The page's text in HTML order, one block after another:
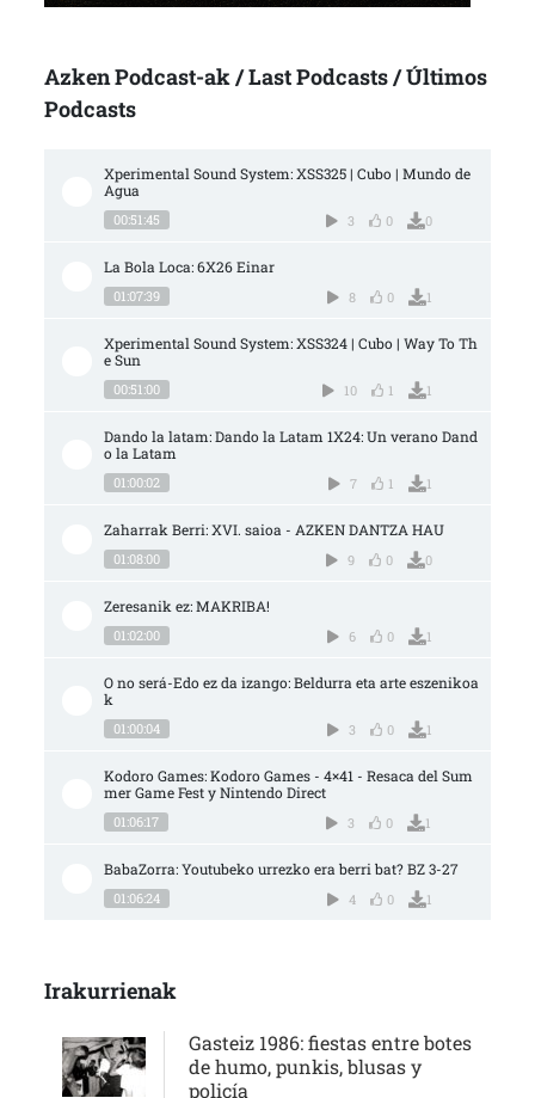
Azken Podcast-ak / Last Podcasts / Últimos
Podcasts
Xperimental Sound System: XSS325 | Cubo | Mundo de
Agua
00:51:45 3 0 0
La Bola Loca: 6X26 Einar
01:07:39 8 0 1
Xperimental Sound System: XSS324 | Cubo | Way To Th
e Sun
00:51:00 10 1 1
Dando la latam: Dando la Latam 1X24: Un verano Dand
o la Latam
01:00:02 7 1 1
Zaharrak Berri: XVI. saioa - AZKEN DANTZA HAU
01:08:00 9 0 0
Zeresanik ez: MAKRIBA!
01:02:00 6 0 1
O no será-Edo ez da izango: Beldurra eta arte eszenikoa
k
01:00:04 3 0 1
Kodoro Games: Kodoro Games - 4×41 - Resaca del Sum
mer Game Fest y Nintendo Direct
01:06:17 3 0 1
BabaZorra: Youtubeko urrezko era berri bat? BZ 3-27
01:06:24 4 0 1
Irakurrienak
Gasteiz 1986: fiestas entre botes
de humo, punkis, blusas y
policía